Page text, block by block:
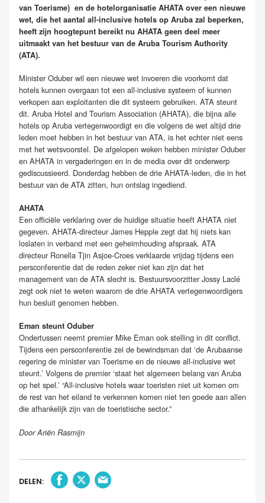
van Toerisme) en de hotelorganisatie AHATA over een nieuwe
wet, die het aantal all-inclusive hotels op Aruba zal beperken,
heeft zijn hoogtepunt bereikt nu AHATA geen deel meer
uitmaakt van het bestuur van de Aruba Tourism Authority
(ATA).
Minister Oduber wil een nieuwe wet invoeren die voorkomt dat
hotels kunnen overgaan tot een all-inclusive systeem of kunnen
verkopen aan exploitanten die dit systeem gebruiken. ATA steunt
dit. Aruba Hotel and Tourism Association (AHATA), die bijna alle
hotels op Aruba vertegenwoordigt en die volgens de wet altijd drie
leden moet hebben in het bestuur van ATA, is het echter niet eens
met het wetsvoorstel. De afgelopen weken hebben minister Oduber
en AHATA in vergaderingen en in de media over dit onderwerp
gediscussieerd. Donderdag hebben de drie AHATA-leden, die in het
bestuur van de ATA zitten, hun ontslag ingediend.
AHATA
Een officiële verklaring over de huidige situatie heeft AHATA niet
gegeven. AHATA-directeur James Hepple zegt dat hij niets kan
loslaten in verband met een geheimhouding afspraak. ATA
directeur Ronella Tjin Asjoe-Croes verklaarde vrijdag tijdens een
persconferentie dat de reden zeker niet kan zijn dat het
management van de ATA slecht is. Bestuursvoorzitter Jossy Laclé
zegt ook niet te weten waarom de drie AHATA vertegenwoordigers
hun besluit genomen hebben.
Eman steunt Oduber
Ondertussen neemt premier Mike Eman ook stelling in dit conflict.
Tijdens een persconferentie zei de bewindsman dat ‘de Arubaanse
regering de minister van Toerisme en de nieuwe all-inclusive wet
steunt.’ Volgens de premier ‘staat het algemeen belang van Aruba
op het spel.’ “All-inclusive hotels waar toeristen niet uit komen om
de rest van het eiland te verkennen komen niet ten goede aan allen
die afhankelijk zijn van de toeristische sector.”
Door Ariën Rasmijn
DELEN: